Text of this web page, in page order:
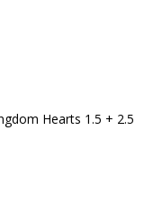
Hearts 1.5 + 2.5